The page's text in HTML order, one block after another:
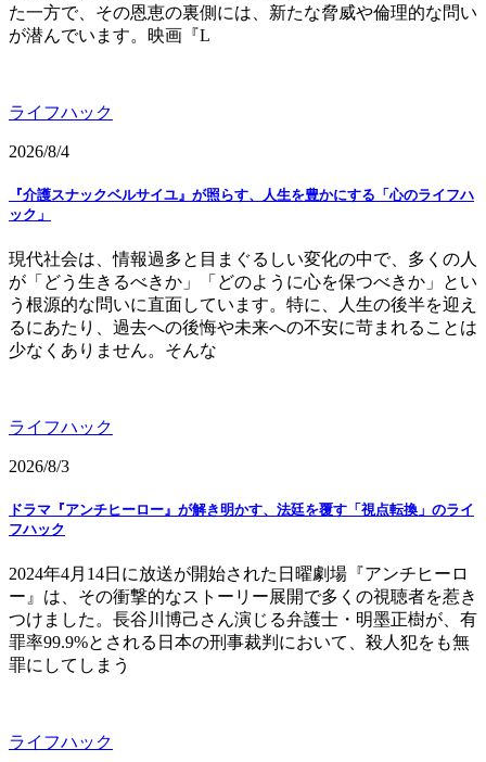
た一方で、その恩恵の裏側には、新たな脅威や倫理的な問い
が潜んでいます。映画『L
ライフハック
2026/8/4
『介護スナックベルサイユ』が照らす、人生を豊かにする「心のライフハ
ック」
現代社会は、情報過多と目まぐるしい変化の中で、多くの人
が「どう生きるべきか」「どのように心を保つべきか」とい
う根源的な問いに直面しています。特に、人生の後半を迎え
るにあたり、過去への後悔や未来への不安に苛まれることは
少なくありません。そんな
ライフハック
2026/8/3
ドラマ『アンチヒーロー』が解き明かす、法廷を覆す「視点転換」のライ
フハック
2024年4月14日に放送が開始された日曜劇場『アンチヒーロ
ー』は、その衝撃的なストーリー展開で多くの視聴者を惹き
つけました。長谷川博己さん演じる弁護士・明墨正樹が、有
罪率99.9%とされる日本の刑事裁判において、殺人犯をも無
罪にしてしまう
ライフハック